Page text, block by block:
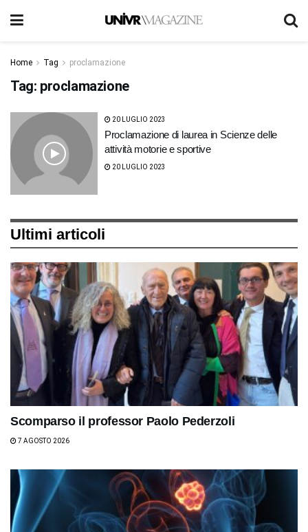
Home Tag proclamazione
Tag: proclamazione
20 LUGLIO 2023
Proclamazione di laurea in Scienze delle
attività motorie e sportive
20 LUGLIO 2023
Ultimi articoli
Scomparso il professor Paolo Pederzoli
7 AGOSTO 2026